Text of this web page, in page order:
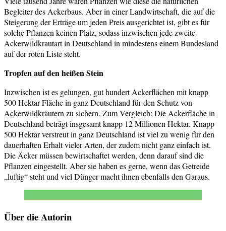
Begleiter des Ackerbaus. Aber in einer Landwirtschaft, die auf die
Steigerung der Erträge um jeden Preis ausgerichtet ist, gibt es für
solche Pflanzen keinen Platz, sodass inzwischen jede zweite
Ackerwildkrautart in Deutschland in mindestens einem Bundesland
auf der roten Liste steht.
Tropfen auf den heißen Stein
Inzwischen ist es gelungen, gut hundert Ackerflächen mit knapp
500 Hektar Fläche in ganz Deutschland für den Schutz von
Ackerwildkräutern zu sichern. Zum Vergleich: Die Ackerfläche in
Deutschland beträgt insgesamt knapp 12 Millionen Hektar. Knapp
500 Hektar verstreut in ganz Deutschland ist viel zu wenig für den
dauerhaften Erhalt vieler Arten, der zudem nicht ganz einfach ist.
Die Äcker müssen bewirtschaftet werden, denn darauf sind die
Pflanzen eingestellt. Aber sie haben es gerne, wenn das Getreide
„luftig“ steht und viel Dünger macht ihnen ebenfalls den Garaus.
Über die Autorin